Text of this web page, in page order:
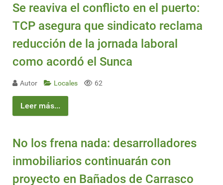
Se reaviva el conflicto en el puerto:
TCP asegura que sindicato reclama
reducción de la jornada laboral
como acordó el Sunca
Autor Locales 62
Leer más...
No los frena nada: desarrolladores
inmobiliarios continuarán con
proyecto en Bañados de Carrasco